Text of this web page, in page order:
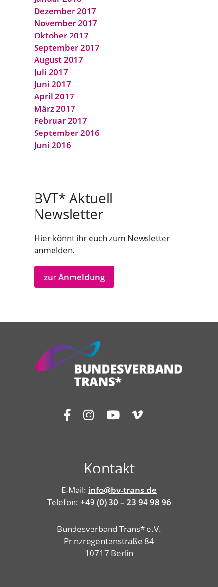
Dezember 2017
November 2017
Oktober 2017
September 2017
August 2017
Juli 2017
Juni 2017
April 2017
März 2017
Februar 2017
September 2016
Juni 2016
BVT* Aktuell
Newsletter
Hier könnt ihr euch zum Newsletter
anmelden.
zur Anmeldung
Kontakt
E-Mail: info@bv-trans.de
Telefon: +49 (0) 30 – 23 94 98 96
Bundesverband Trans* e.V.
Prinzregentenstraße 84
10717 Berlin